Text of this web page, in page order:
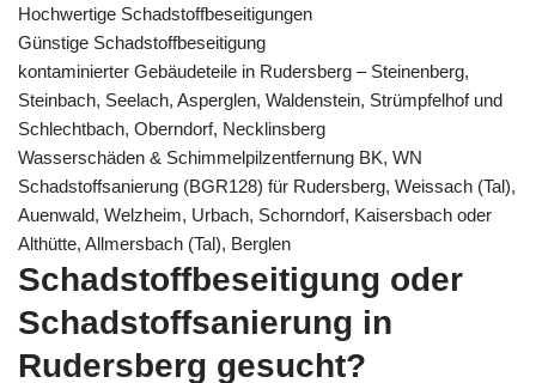
Hochwertige Schadstoffbeseitigungen
Günstige Schadstoffbeseitigung
kontaminierter Gebäudeteile in Rudersberg – Steinenberg,
Steinbach, Seelach, Asperglen, Waldenstein, Strümpfelhof und
Schlechtbach, Oberndorf, Necklinsberg
Wasserschäden & Schimmelpilzentfernung BK, WN
Schadstoffsanierung (BGR128) für Rudersberg, Weissach (Tal),
Auenwald, Welzheim, Urbach, Schorndorf, Kaisersbach oder
Althütte, Allmersbach (Tal), Berglen
Schadstoffbeseitigung oder
Schadstoffsanierung in
Rudersberg gesucht?